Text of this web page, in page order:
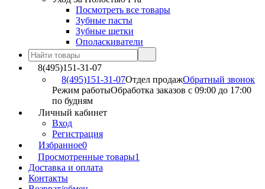
Посмотреть все товары
Зубные пасты
Зубные щетки
Ополаскиватели
8(495)151-31-07
8(495)151-31-07Отдел продажОбратный звонок
Режим работыОбработка заказов с 09:00 до 17:00
по будням
Личный кабинет
Вход
Регистрация
Избранное0
Просмотренные товары1
Доставка и оплата
Контакты